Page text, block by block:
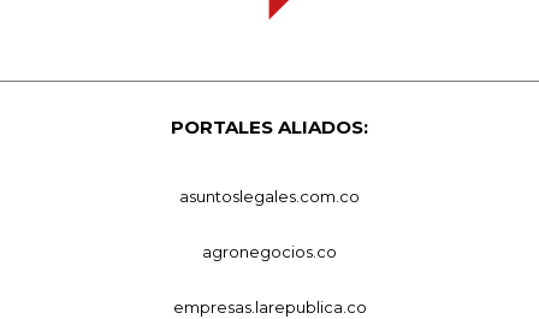
PORTALES ALIADOS:
asuntoslegales.com.co
agronegocios.co
empresas.larepublica.co